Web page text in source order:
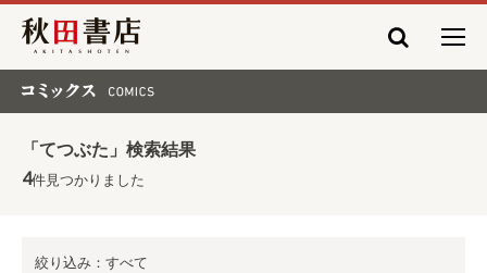
秋田書店
「てつぶた」検索結果
4件見つかりました
絞り込み：すべて